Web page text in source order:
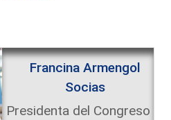
Francina Armengol
Socias
Presidenta del Congreso